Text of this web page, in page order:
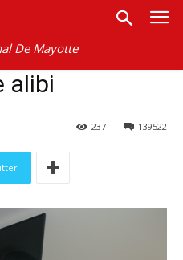
De Mayotte
alibi
139522
237